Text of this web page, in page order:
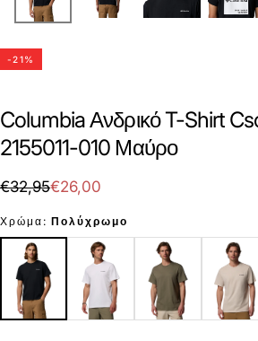
-21%
Columbia Ανδρικό T-Shirt
2155011-010 Μαύρο
€26,00
Τιμή
€32,95Τιμή
έκπτωση
€26,00
Χρώμα: Πολύχρωμο